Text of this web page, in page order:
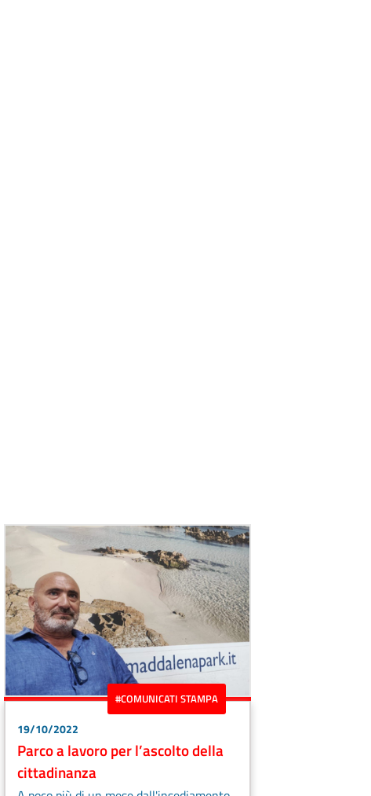
#COMUNICATI STAMPA
19/10/2022
Parco a lavoro per l’ascolto della
cittadinanza